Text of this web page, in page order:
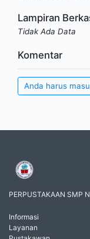
Lampiran
Tidak Ada Data
Komentar
Anda harus
PERPUSTAKAAN SMP
Informasi
Layanan